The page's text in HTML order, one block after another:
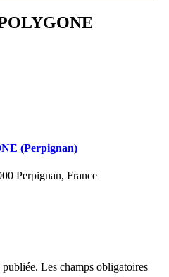
(Perpignan)
Perpignan, France
publiée. Les champs obligatoires